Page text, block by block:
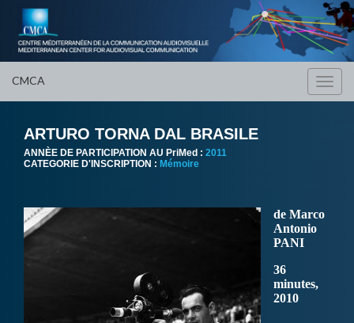
CMCA
ARTURO TORNA DAL BRASILE
ANNÈE DE PARTICIPATION AU PriMed : 2011
CATEGORIE D'INSCRIPTION : Mémoire
de Marco
Antonio
PANI
36
minutes,
2010